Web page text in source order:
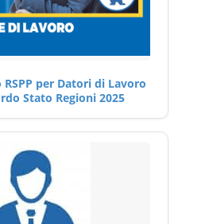
per Datori di Lavoro
Stato Regioni 2025